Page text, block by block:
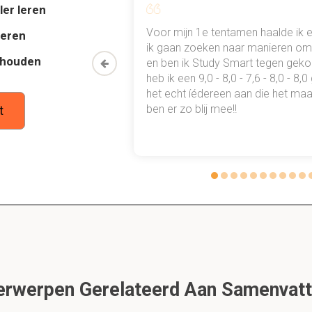
energielevel, vullen orbitalen in dat zelfde energielevel eerst
heeft Lithium (Li)? leg uit.
is energieniveau 1 gevuld en er zit één elektron in het 2s-
< 2,0
leren
mn
een heel
gewoon
Voor mijn 1e tentamen haalde ik
ik gaan zoeken naar manieren
en ben ik Study Smart tegen
heb ik een 9,0 - 8,0 - 7,6 - 8,0 -
het echt íédereen aan die het
ben er zo blij mee!!
Gerelateerd Aan